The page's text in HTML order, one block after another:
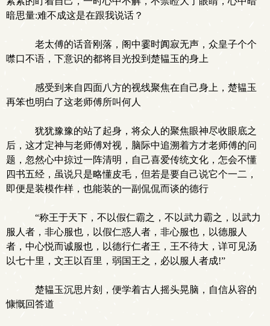
暗思量:难不成这是在跟我说话？
老太傅的话音刚落，阁中霎时阗寂无声，众皇子个个
噤口不语，下意识的都将目光投到楚韫玉的身上
感受到来自四面八方的视线聚焦在自己身上，楚韫玉
再笨也明白了这老师傅所叫何人
犹犹豫豫的站了起身，将众人的聚焦眼神尽收眼底之
后，这才定神与老师傅对视，脑际中追溯着方才老师傅的问
题，忽然心中掠过一阵清明，自己喜爱传统文化，怎会不懂
四书五经，虽说只是略懂皮毛，但若是要自己说它个一二，
即便是装模作样，也能装的一副侃侃而谈的德行
“称王于天下，不以假仁霸之，不以武力霸之，以武力
服人者，非心服也，以假仁惑人者，非心服也，以德服人
者，中心悦而诚服也，以德行仁者王，王不待大，详可见汤
以七十里，文王以百里，弱国王之，必以服人者成!”
楚韫玉沉思片刻，便学着古人摇头晃脑，自信从容的
慷慨回答道